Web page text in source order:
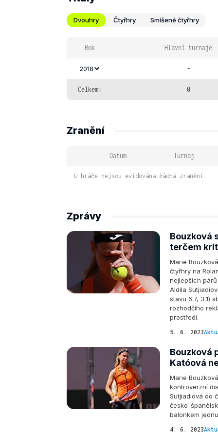
Dvouhry Čtyřhry Smíšené čtyřhry
Rok Hlavní turnaje
2018 -
Celkem: 0
Zranění
Datum Turnaj
U hráče nejsou evidována žádná zranění.
Zprávy
Bouzková
terčem
Marie
čtyřhry na
nejlepších
Aldila
stavu 6:7, 3:1)
rozhodčího
prostředí.
5. 6. 2023
Bouzková
Katóová
Marie
kontroverzní
Sutjiadiová do
česko-
balonkem
4. 6. 2023